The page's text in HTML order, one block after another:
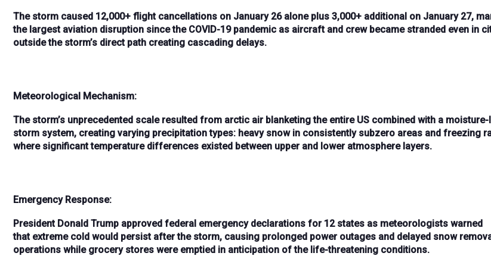
The storm caused 12,000+ flight cancellations on January 26 alone plus 3,000+ additional on January 27,
the largest aviation disruption since the COVID-19 pandemic as aircraft and crew became stranded even in
outside the storm’s direct path creating cascading delays.
Meteorological Mechanism:
The storm’s unprecedented scale resulted from arctic air blanketing the entire US combined with a moisture-
storm system, creating varying precipitation types: heavy snow in consistently subzero areas and freezing
where significant temperature differences existed between upper and lower atmosphere layers.
Emergency Response:
President Donald Trump approved federal emergency declarations for 12 states as meteorologists warned
that extreme cold would persist after the storm, causing prolonged power outages and delayed snow
operations while grocery stores were emptied in anticipation of the life-threatening conditions.